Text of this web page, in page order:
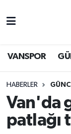
VANSPOR
HABERLER
Van'da
patlağı
Siyaset
Ekonomi
Van
Van
Van Trafik